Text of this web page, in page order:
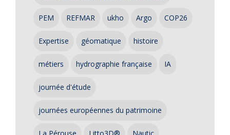
PEM REFMAR ukho Argo COP26
Expertise géomatique histoire
métiers hydrographie française IA
journée d'étude
journées européennes du patrimoine